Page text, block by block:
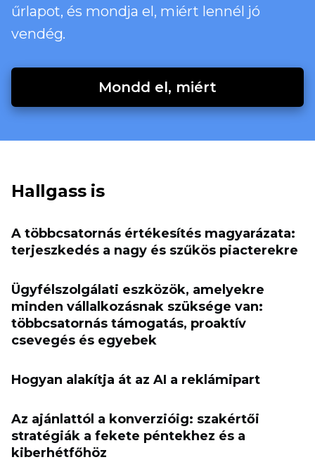
űrlapot, és mondja el, miért lennél jó
vendég.
Mondd el, miért
Hallgass is
A többcsatornás értékesítés magyarázata:
terjeszkedés a nagy és szűkös piacterekre
Ügyfélszolgálati eszközök, amelyekre
minden vállalkozásnak szüksége van:
többcsatornás támogatás, proaktív
csevegés és egyebek
Hogyan alakítja át az AI a reklámipart
Az ajánlattól a konverzióig: szakértői
stratégiák a fekete péntekhez és a
kiberhétfőhöz